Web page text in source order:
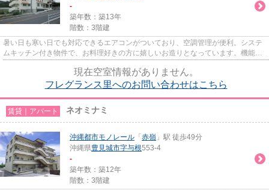
-
築年数：築13年
階数：3階建
暑い日も寒い日でも対応できるエアコンがついており、空調管理が便利。システ
ムキッチン付き物件で、お料理好きの方に嬉しいお造りとなっています。機能性
現在空室情報がありません。
フレグランス里へのお問い合わせはこちら
賃貸｜アパート ネオミナミ
沖縄都市モノレール 「 赤嶺 」駅 徒歩49分
沖縄県豊見城市字与根553-4
-
築年数：築12年
階数：3階建